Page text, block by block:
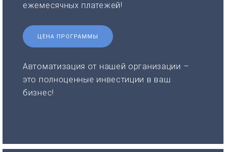
ежемесячных платежей!
ЦЕНА ПРОГРАММЫ
Автоматизация от нашей организации –
это полноценные инвестиции в ваш
бизнес!